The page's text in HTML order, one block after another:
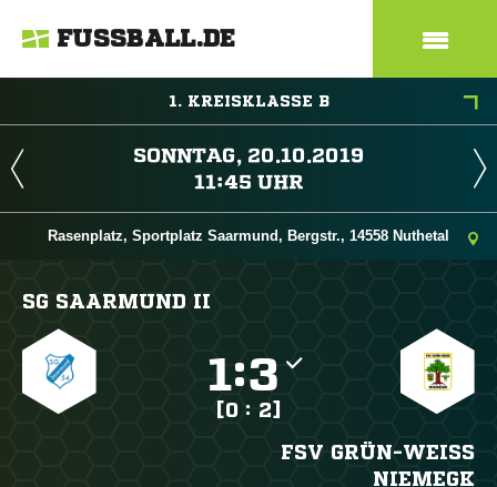
FUSSBALL.DE
1. KREISKLASSE B
 
 
Rasenplatz, Sportplatz Saarmund, Bergstr., 14558 Nuthetal
SG SAARMUND II
:
[0 : 2]
FSV GRÜN-WEISS N
IEMEGK